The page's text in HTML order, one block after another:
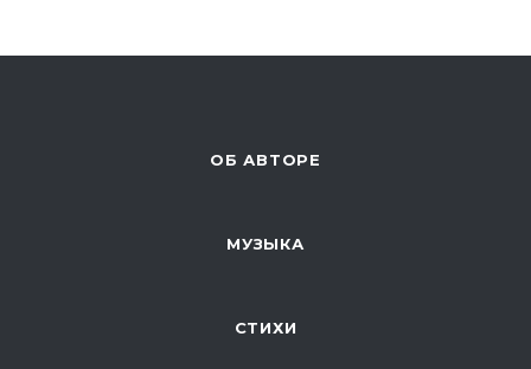
ОБ АВТОРЕ
МУЗЫКА
СТИХИ